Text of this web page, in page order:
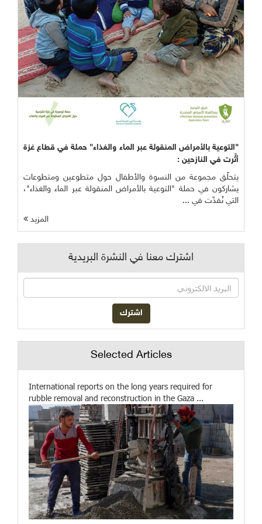
"التوعية بالأمراض المنقولة عبر الماء والغذاء" حملة في قطاع غزة
أثَّرت في النازحين :
يتحلّق مجموعة من النسوة والأطفال حول متطوعين ومتطوعات
يشاركون في حملة "التوعية بالأمراض المنقولة عبر الماء والغذاء"،
التي نُفذّت في ...
المزيد
اشترك معنا في النشرة البريدية
Selected Articles
International reports on the long years required for
rubble removal and reconstruction in the Gaza ...